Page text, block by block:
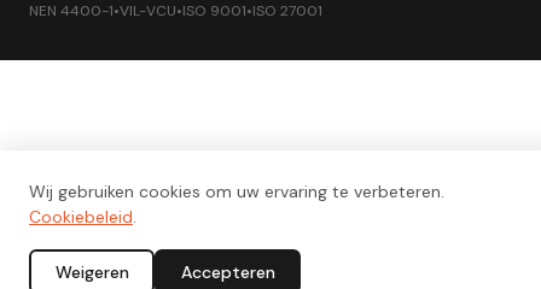
NEN 4400-1•VIL-VCU•ISO 9001•ISO 27001
Wij gebruiken cookies om uw ervaring te verbeteren.
Cookiebeleid.
Weigeren Accepteren